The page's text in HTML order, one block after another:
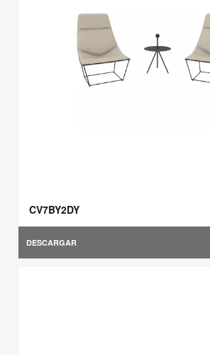
CV7BY2DY
DESCARGAR